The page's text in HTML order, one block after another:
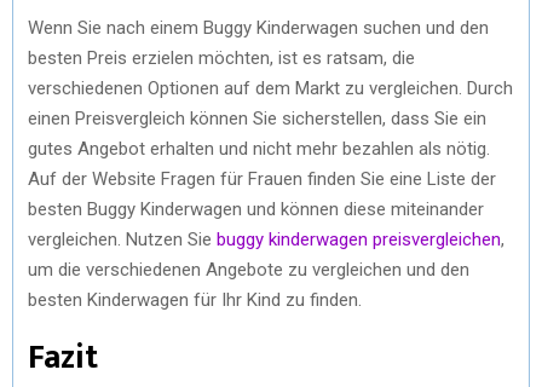
Wenn Sie nach einem Buggy Kinderwagen suchen und den
besten Preis erzielen möchten, ist es ratsam, die
verschiedenen Optionen auf dem Markt zu vergleichen. Durch
einen Preisvergleich können Sie sicherstellen, dass Sie ein
gutes Angebot erhalten und nicht mehr bezahlen als nötig.
Auf der Website Fragen für Frauen finden Sie eine Liste der
besten Buggy Kinderwagen und können diese miteinander
vergleichen. Nutzen Sie buggy kinderwagen preisvergleichen,
um die verschiedenen Angebote zu vergleichen und den
besten Kinderwagen für Ihr Kind zu finden.
Fazit